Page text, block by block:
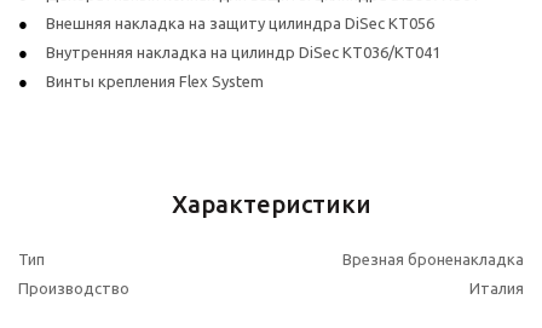
Внешняя накладка на защиту цилиндра DiSec KT056
Внутренняя накладка на цилиндр DiSec KT036/KT041
Винты крепления Flex System
Характеристики
Тип
Врезная броненакладка
Производство
Италия